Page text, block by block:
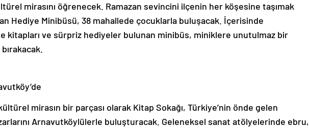
mirasını öğrenecek. Ramazan sevincini ilçenin her köşesine taşımak
Hediye Minibüsü, 38 mahallede çocuklarla buluşacak. İçerisinde
kitapları ve sürpriz hediyeler bulunan minibüs, miniklere unutulmaz bir
mirasın bir parçası olarak Kitap Sokağı, Türkiye’nin önde gelen
Arnavutköylülerle buluşturacak. Geleneksel sanat atölyelerinde ebru,